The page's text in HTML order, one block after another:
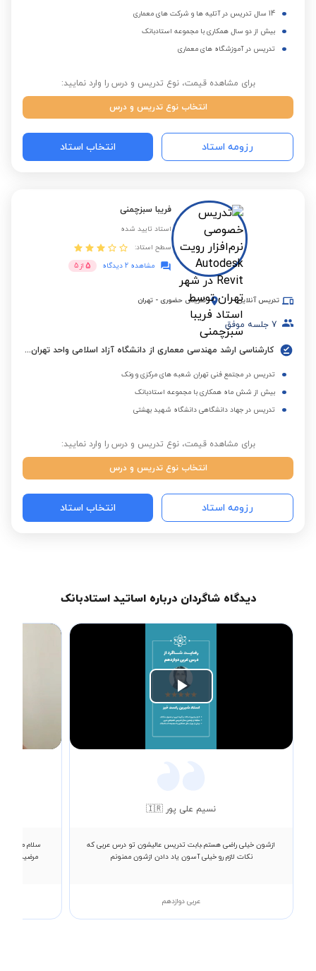
14 سال تدریس در آتلیه ها و شرکت های معماری
بیش از دو سال همکاری با مجموعه استادبانک
تدریس در آموزشگاه های معماری
برای مشاهده قیمت، نوع تدریس و درس را وارد نمایید:
انتخاب نوع تدریس و درس
رزومه استاد انتخاب استاد
فریبا سبزچمنی
استاد تایید شده
سطح استاد:
مشاهده 2 دیدگاه
5 از 5
تدریس آنلاین تدریس حضوری - تهران
7 جلسه موفق
کارشناسی ارشد مهندسی معماری از دانشگاه آزاد اسلامی واحد تهران جنوب
تدریس در مجتمع فنی تهران شعبه های مرکزی و ونک
بیش از شش ماه همکاری با مجموعه استادبانک
تدریس در جهاد دانشگاهی دانشگاه شهید بهشتی
برای مشاهده قیمت، نوع تدریس و درس را وارد نمایید:
انتخاب نوع تدریس و درس
رزومه استاد انتخاب استاد
دیدگاه شاگردان درباره اساتید استادبانک
Play
Video
نسیم علی پور 🇮🇷
ازشون خیلی راضی هستم،بابت تدریس عالیشون تو درس عربی که
نکات لازم رو خیلی آسون یاد دادن ازشون ممنونم
عربی دوازدهم
سلام من
مرضیه